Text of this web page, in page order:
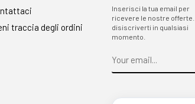
traccia degli ordini
Inserisci la tua email per
ricevere le nostre offerte.
disiscriverti in qualsiasi
momento.